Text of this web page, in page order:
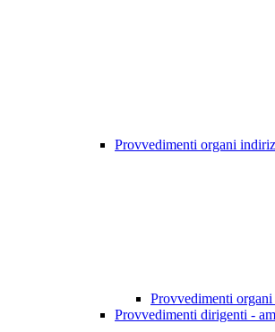
Provvedimenti organi
Provvedimenti
Provvedimenti dirigenti -